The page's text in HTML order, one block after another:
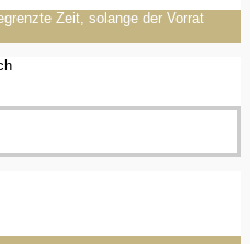
Zeit, solange der Vorrat